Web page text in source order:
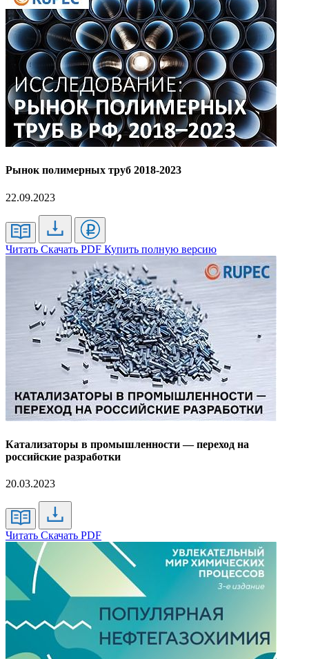
Рынок полимерных труб 2018-2023
22.09.2023
Читать Скачать PDF Купить полную версию
Катализаторы в промышленности — переход на
российские разработки
20.03.2023
Читать Скачать PDF